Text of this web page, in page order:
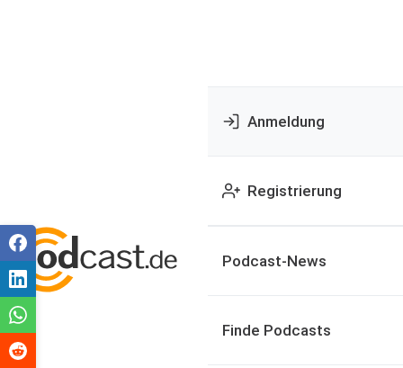
Anmeldung
Registrierung
Podcast-News
Finde Podcasts